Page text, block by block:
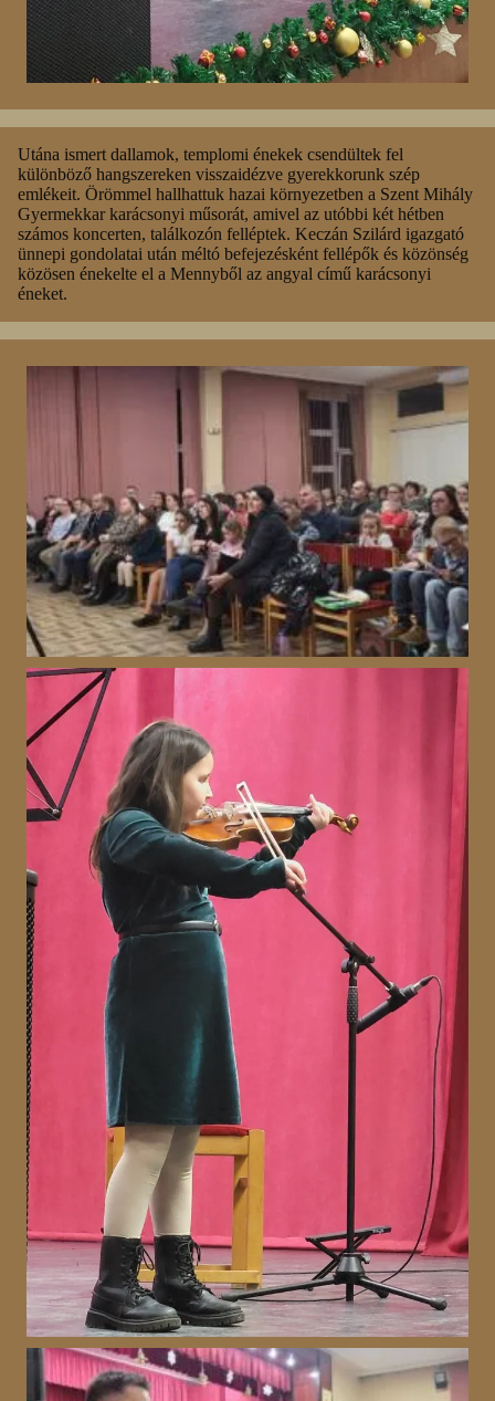
Utána ismert dallamok, templomi énekek csendültek fel
különböző hangszereken visszaidézve gyerekkorunk szép
emlékeit. Örömmel hallhattuk hazai környezetben a Szent Mihály
Gyermekkar karácsonyi műsorát, amivel az utóbbi két hétben
számos koncerten, találkozón felléptek. Keczán Szilárd igazgató
ünnepi gondolatai után méltó befejezésként fellépők és közönség
közösen énekelte el a Mennyből az angyal című karácsonyi
éneket.